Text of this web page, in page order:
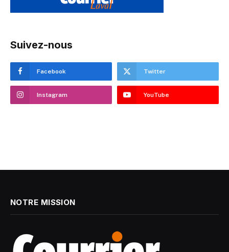
Suivez-nous
Facebook Twitter
Instagram YouTube
NOTRE MISSION